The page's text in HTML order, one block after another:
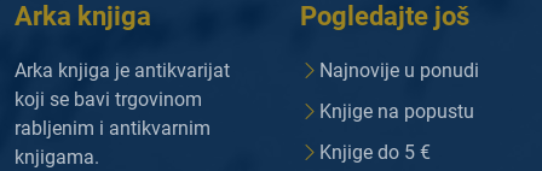
Arka knjiga
Arka knjiga je antikvarijat
koji se bavi trgovinom
rabljenim i antikvarnim
knjigama.
Pogledajte još
Najnovije u ponudi
Knjige na popustu
Knjige do 5 €